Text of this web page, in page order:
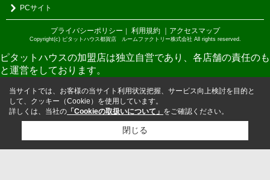
PCサイト
プライバシーポリシー 利用規約 ｜アクセスマップ
Copyright(c) ピタットハウス都賀店 ルームファクトリー株式会社 All rights reserved.
ピタットハウスの加盟店は独立自営であり、各店舗の責任のも
と運営をしております。
当サイトでは、お客様の当サイト利用状況把握、サービス向上検討を目的と
して、クッキー（Cookie）を使用しています。
詳しくは、当社の 「Cookieの取扱いについて」 をご確認ください。
閉じる